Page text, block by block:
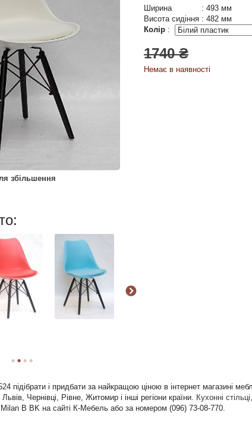
збільшення
Ширина
: 493 мм
Висота сидіння : 482 мм
Колір :
1740 ₴
Немає в наявності
підібрати і придбати за найкращою ціною в інтернет магазині
Чернівці, Рівне, Житомир і інші регіони країни. Кухонні стільці
В BK на сайті К-Мебель або за номером (096) 73-08-770.